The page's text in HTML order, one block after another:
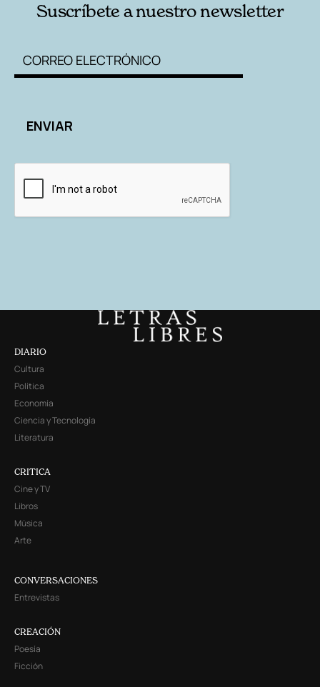
Suscríbete a nuestro newsletter
DIARIO
Cultura
Política
Economía
Ciencia y Tecnología
Literatura
CRITICA
Cine y TV
Libros
Música
Arte
CONVERSACIONES
Entrevistas
CREACIÓN
Poesía
Ficción